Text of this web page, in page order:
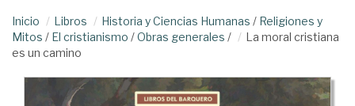
Inicio Libros Historia y Ciencias Humanas / Religiones y
Mitos / El cristianismo /Obras generales /
La moral cristiana
es un camino